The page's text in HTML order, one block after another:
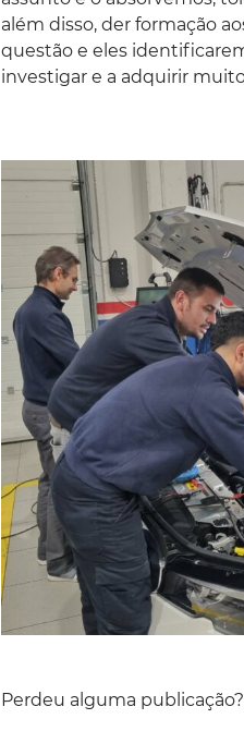
além disso, der formação
questão e eles
investigar e a adquirir
Perdeu alguma